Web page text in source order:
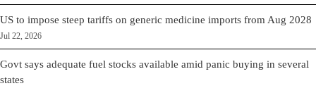
US to impose steep tariffs on generic medicine imports from Aug 2028
Jul 22, 2026
Govt says adequate fuel stocks available amid panic buying in several
states